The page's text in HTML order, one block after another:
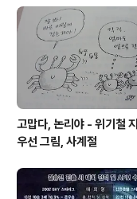
로 다시 나타납니다. 일말의 동
모습이네요. 벌레는 잡아야죠.
고 내가 때리다보면.. 쉽게 잡
고맙다, 논리야 - 위기철
우선 그림, 사계절